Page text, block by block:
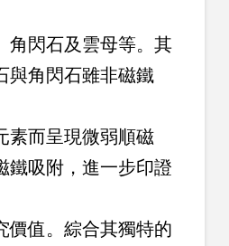
角閃石及雲母等。其
與角閃石雖非磁鐵
素而呈現微弱順磁
鐵吸附，進一步印證
價值。綜合其獨特的